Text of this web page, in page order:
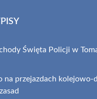
Święta Policji w
na przejazdach kolejowo-